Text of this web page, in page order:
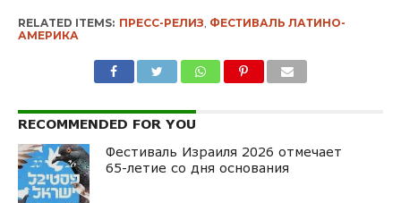
RELATED ITEMS: ПРЕСС-РЕЛИЗ, ФЕСТИВАЛЬ ЛАТИНО-
АМЕРИКА
RECOMMENDED FOR YOU
Фестиваль Израиля 2026 отмечает
65-летие со дня основания